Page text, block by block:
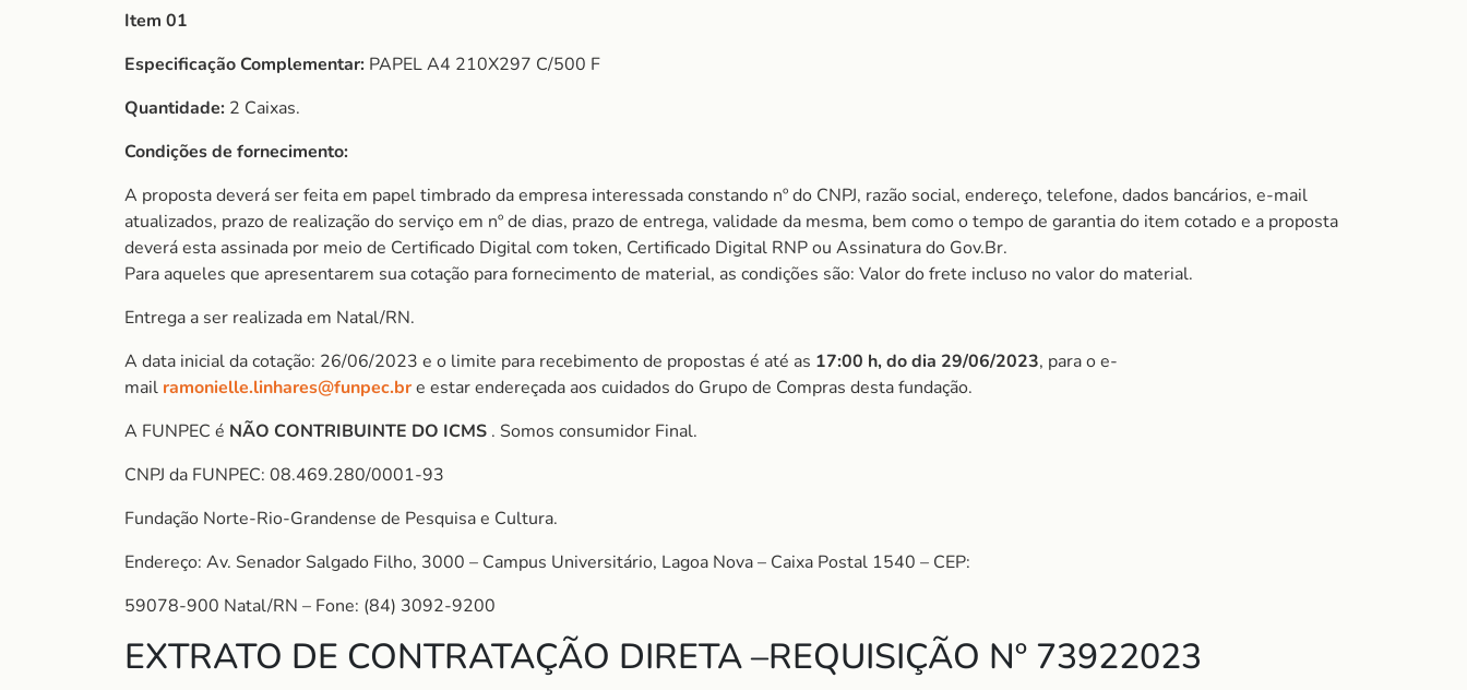
Item 01
Especificação Complementar: PAPEL A4 210X297 C/500 F
Quantidade: 2 Caixas.
Condições de fornecimento:
A proposta deverá ser feita em papel timbrado da empresa interessada constando nº do CNPJ, razão social, endereço, telefone, dados bancários, e-mail
atualizados, prazo de realização do serviço em nº de dias, prazo de entrega, validade da mesma, bem como o tempo de garantia do item cotado e a proposta
deverá esta assinada por meio de Certificado Digital com token, Certificado Digital RNP ou Assinatura do Gov.Br.
Para aqueles que apresentarem sua cotação para fornecimento de material, as condições são: Valor do frete incluso no valor do material.
Entrega a ser realizada em Natal/RN.
A data inicial da cotação: 26/06/2023 e o limite para recebimento de propostas é até as 17:00 h, do dia 29/06/2023, para o e-
mail ramonielle.linhares@funpec.bre estar endereçada aos cuidados do Grupo de Compras desta fundação.
A FUNPEC é NÃO CONTRIBUINTE DO ICMS . Somos consumidor Final.
CNPJ da FUNPEC: 08.469.280/0001-93
Fundação Norte-Rio-Grandense de Pesquisa e Cultura.
Endereço: Av. Senador Salgado Filho, 3000 – Campus Universitário, Lagoa Nova – Caixa Postal 1540 – CEP:
59078-900 Natal/RN – Fone: (84) 3092-9200
EXTRATO DE CONTRATAÇÃO DIRETA –REQUISIÇÃO Nº 73922023